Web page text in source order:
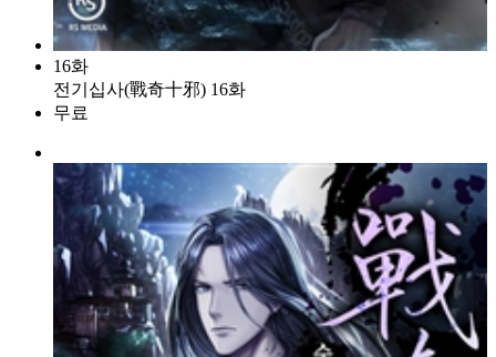
16화
전기십사(戰奇十邪) 16화
무료